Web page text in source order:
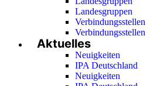
Landesgruppen
Verbindungsstellen
Verbindungsstellen
Aktuelles
Neuigkeiten
IPA Deutschland
Neuigkeiten